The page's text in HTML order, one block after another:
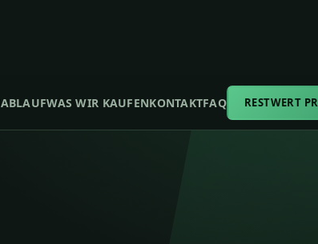
ABLAUFWAS WIR KAUFENKONTAKTFAQ RESTWERT